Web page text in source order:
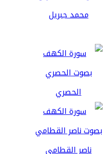
محمد جبريل
الحصري
ناصر القطامي